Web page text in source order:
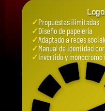
✓Propuestas ilimitadas
✓Diseño de papelería
✓Adaptado a redes
✓Manual de identidad
✓Invertido y monocromo